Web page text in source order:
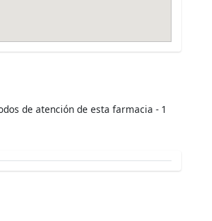
de atención de esta farmacia - 1